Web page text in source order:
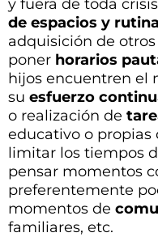
y fuera de toda
de espacios y
adquisición de
poner horarios
hijos encuentren el
su esfuerzo
o realización de
educativo o propias
limitar los tiempos
pensar momentos
preferentemente
momentos de
familiares, etc.